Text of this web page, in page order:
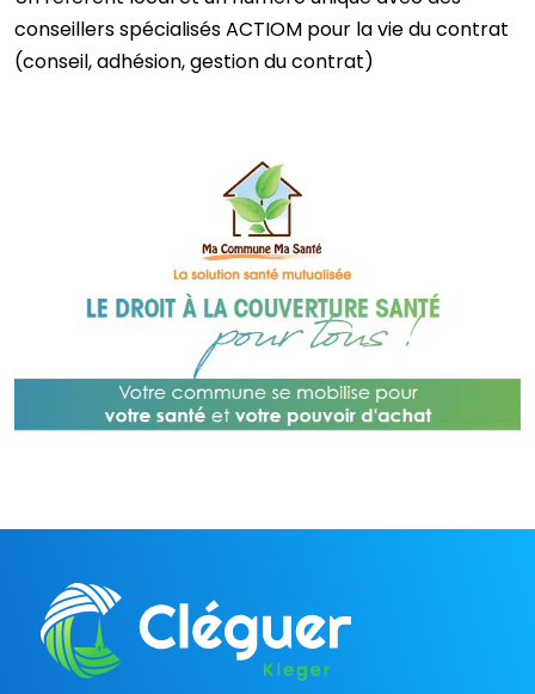
conseillers spécialisés ACTIOM pour la vie du contrat
(conseil, adhésion, gestion du contrat)